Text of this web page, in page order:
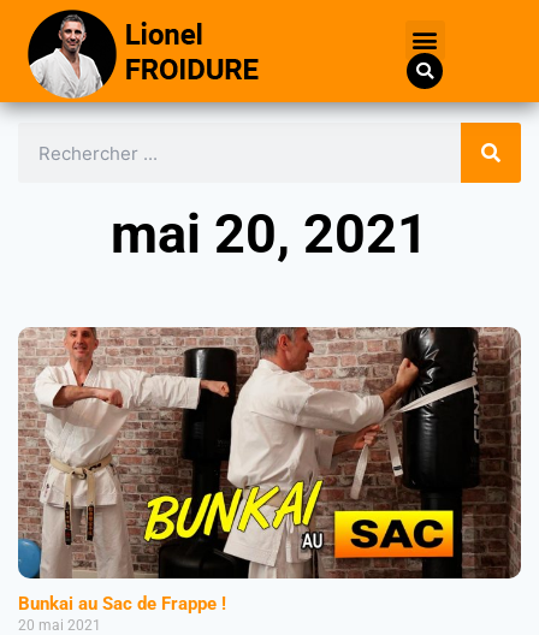
mai 20, 2021
Bunkai au Sac de Frappe !
20 mai 2021